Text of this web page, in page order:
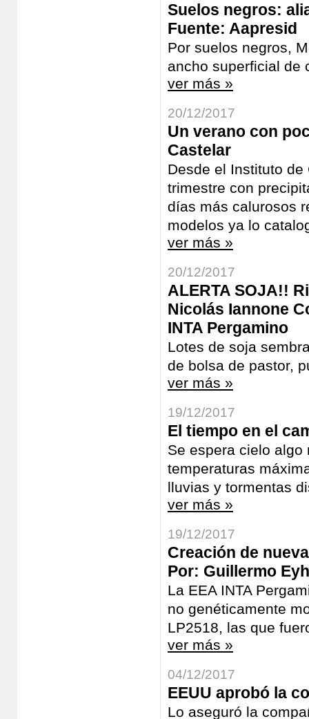
Suelos negros:
Fuente: Aapresid
Por suelos negros,
ancho superficial de
ver más »
20/12/2017
Un verano con
Castelar
Desde el Instituto de
trimestre con
días más calurosos
modelos ya lo
ver más »
20/12/2017
ALERTA SOJA!!
Nicolás Iannone
INTA Pergamino
Lotes de soja
de bolsa de pastor,
ver más »
19/12/2017
El tiempo en el
Se espera cielo algo
temperaturas
lluvias y tormentas
ver más »
19/12/2017
Creación de
Por: Guillermo
La EEA INTA
no genéticamente
LP2518, las que
ver más »
04/12/2017
EEUU aprobó la
Lo aseguró la